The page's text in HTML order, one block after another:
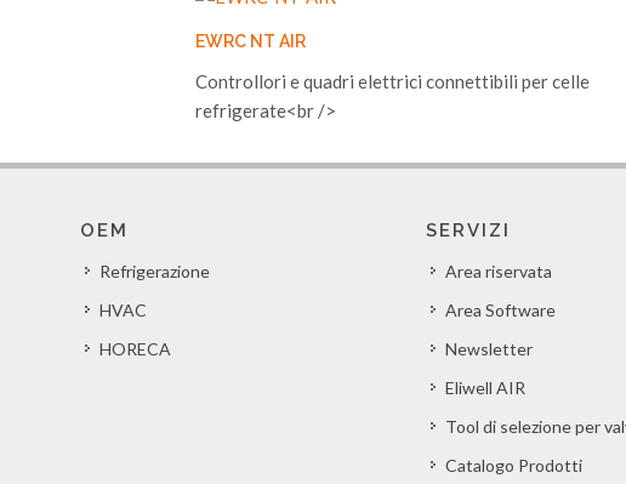
EWRC NT AIR
Controllori e quadri elettrici connettibili per celle
refrigerate<br />
OEM
Refrigerazione
HVAC
HORECA
SERVIZI
Area riservata
Area Software
Newsletter
Eliwell AIR
Tool di selezione per
Catalogo Prodotti